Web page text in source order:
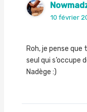
10 février
Roh, je pense
seul qui s’occupe
Nadège :)